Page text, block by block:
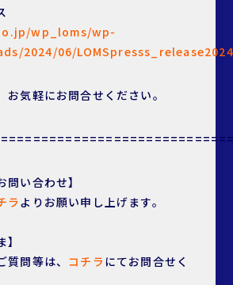
wp_loms/wp-
2024/06/
お気軽にお問合せください。
問い合わせ】
ラよりお願い申し上げます。
質問等は、 コチラ にてお問合せく